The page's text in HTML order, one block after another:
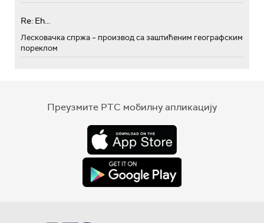
Re: Eh...
Лесковачка спржа – производ са заштићеним географским
пореклом
Преузмите РТС мобилну апликацију